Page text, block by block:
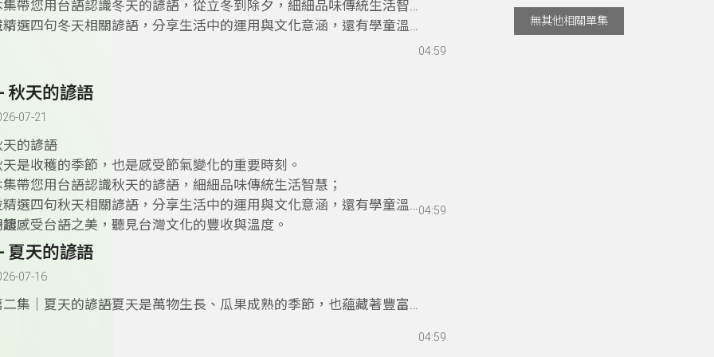
集帶您用台語認識冬天的諺語，從立冬到除夕，細細品味傳統生活智
；
精選四句冬天相關諺語，分享生活中的運用與文化意涵，還有學童溫暖
04:59
秋天的諺語
07-21
天的諺語
天是收穫的季節，也是感受節氣變化的重要時刻。
集帶您用台語認識秋天的諺語，細細品味傳統生活智慧；
精選四句秋天相關諺語，分享生活中的運用與文化意涵，還有學童溫暖
讀，
起感受台語之美，聽見台灣文化的豐收與溫度。
04:59
夏天的諺語
07-16
二集｜夏天的諺語夏天是萬物生長、瓜果成熟的季節，也蘊藏著豐富的
台灣傳統歲時文化；並精選四句夏天相關諺語，分享生活中的運用與文04:59
無其他相關單集